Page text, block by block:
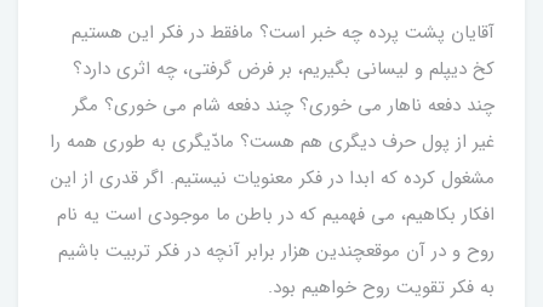
آقایان پشت پرده چه خبر است؟ مافقط در فکر این هستیم
کخ دیپلم و لیسانی بگیریم، بر فرض گرفتی، چه اثری دارد؟
چند دفعه ناهار می خوری؟ چند دفعه شام می خوری؟ مگر
غیر از پول حرف دیگری هم هست؟ مادّیگری به طوری همه را
مشغول کرده که ابدا در فکر معنویات نیستیم. اگر قدری از این
افکار بکاهیم، می فهمیم که در باطن ما موجودی است یه نام
روح و در آن موقعچندین هزار برابر آنچه در فکر تربیت باشیم
به فکر تقویت روح خواهیم بود.